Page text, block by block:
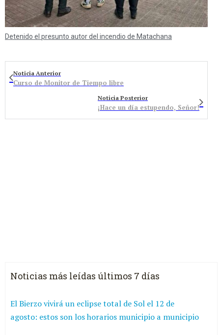
Detenido el presunto autor del incendio de Matachana
Noticia Anterior
Curso de Monitor de Tiempo libre
Noticia Posterior
¡Hace un día estupendo, Señor!
Noticias más leídas últimos 7 días
El Bierzo vivirá un eclipse total de Sol el 12 de
agosto: estos son los horarios municipio a municipio